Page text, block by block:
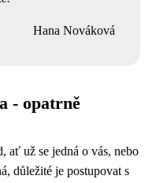
Hana Nováková
- opatrně
ať už se jedná o vás, nebo
důležité je postupovat s